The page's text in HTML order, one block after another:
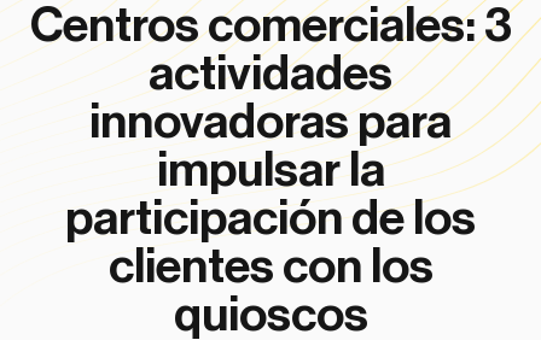
Centros comerciales: 3
actividades
innovadoras para
impulsar la
participación de los
clientes con los
quioscos